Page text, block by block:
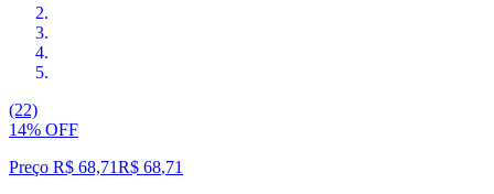
(22)
14% OFF
Preço R$ 68,71R$ 68,71